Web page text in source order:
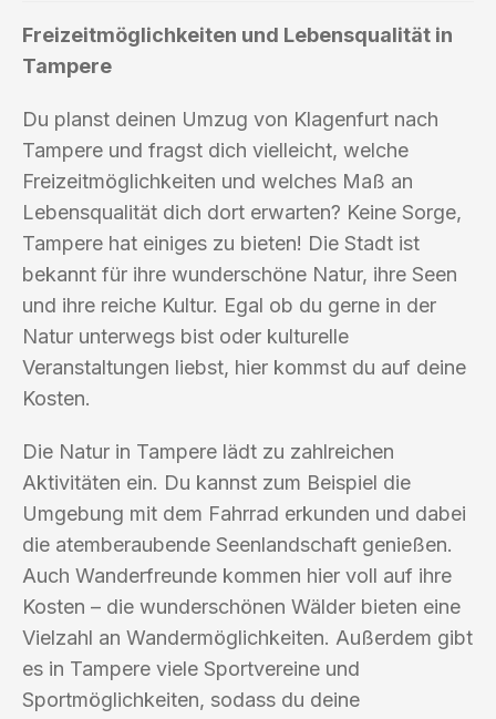
Freizeitmöglichkeiten und Lebensqualität in
Tampere
Du planst deinen Umzug von Klagenfurt nach
Tampere und fragst dich vielleicht, welche
Freizeitmöglichkeiten und welches Maß an
Lebensqualität dich dort erwarten? Keine Sorge,
Tampere hat einiges zu bieten! Die Stadt ist
bekannt für ihre wunderschöne Natur, ihre Seen
und ihre reiche Kultur. Egal ob du gerne in der
Natur unterwegs bist oder kulturelle
Veranstaltungen liebst, hier kommst du auf deine
Kosten.
Die Natur in Tampere lädt zu zahlreichen
Aktivitäten ein. Du kannst zum Beispiel die
Umgebung mit dem Fahrrad erkunden und dabei
die atemberaubende Seenlandschaft genießen.
Auch Wanderfreunde kommen hier voll auf ihre
Kosten – die wunderschönen Wälder bieten eine
Vielzahl an Wandermöglichkeiten. Außerdem gibt
es in Tampere viele Sportvereine und
Sportmöglichkeiten, sodass du deine